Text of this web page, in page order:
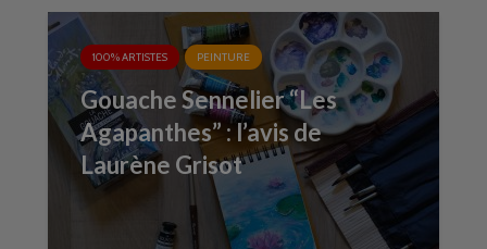
100% ARTISTES PEINTURE
Gouache Sennelier “Les
Agapanthes” : l’avis de
Laurène Grisot